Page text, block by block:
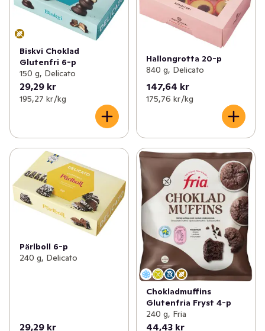
Biskvi Choklad
Glutenfri 6-p
150 g, Delicato
29,29 kr
195,27 kr /kg
Hallongrotta 20-p
840 g, Delicato
147,64 kr
175,76 kr /kg
Pärlboll 6-p
240 g, Delicato
29,29 kr
Chokladmuffins
Glutenfria Fryst 4-p
240 g, Fria
44,43 kr